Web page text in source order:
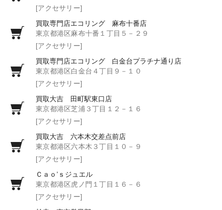
[アクセサリー]
買取専門店エコリング 麻布十番店
東京都港区麻布十番１丁目５－２９
[アクセサリー]
買取専門店エコリング 白金台プラチナ通り店
東京都港区白金台４丁目９－１０
[アクセサリー]
買取大吉 田町駅東口店
東京都港区芝浦３丁目１２－１６
[アクセサリー]
買取大吉 六本木交差点前店
東京都港区六本木３丁目１０－９
[アクセサリー]
Ｃａｏ’ｓジュエル
東京都港区虎ノ門１丁目１６－６
[アクセサリー]